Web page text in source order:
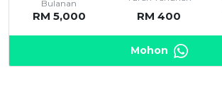
Bulanan
RM 5,000 RM 400
Mohon